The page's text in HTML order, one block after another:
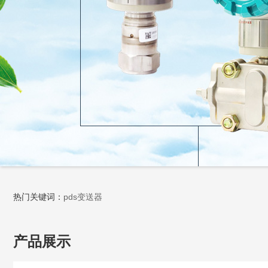
热门关键词： pds变送器
产品展示